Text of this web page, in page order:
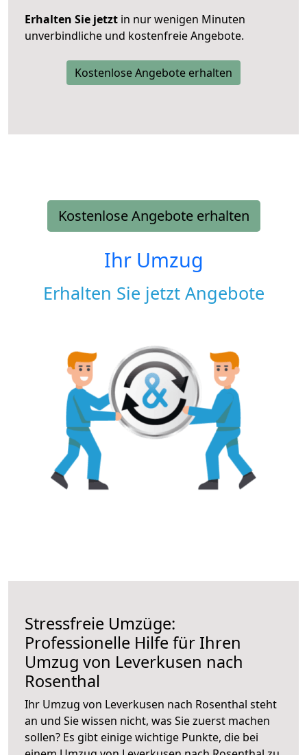
Erhalten Sie jetzt in nur wenigen Minuten
unverbindliche und kostenfreie Angebote.
Kostenlose Angebote erhalten
Kostenlose Angebote erhalten
Ihr Umzug
Erhalten Sie jetzt Angebote
Stressfreie Umzüge:
Professionelle Hilfe für Ihren
Umzug von Leverkusen nach
Rosenthal
Ihr Umzug von Leverkusen nach Rosenthal steht
an und Sie wissen nicht, was Sie zuerst machen
sollen? Es gibt einige wichtige Punkte, die bei